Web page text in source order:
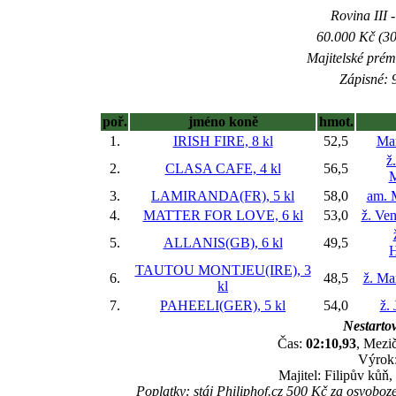
Rovina III
60.000 Kč
Majitelské
Zápisné:
poř. jméno koně
hmot.
1.
IRISH FIRE, 8 kl 52,5
2.
CLASA CAFE, 4 kl 56,5
3.
LAMIRANDA(FR), 5 kl 58,0
am.
4.
MATTER FOR LOVE, 6 kl 53,0
ž.
5.
ALLANIS(GB), 6 kl 49,5
6.
TAUTOU MONTJEU(IRE), 3
kl
48,5
ž.
7.
PAHEELI(GER), 5 kl 54,0
ž.
Čas: 02:10,93,
Majitel: Filipův kůň,
Poplatky: stáj Philiphof.cz 500 Kč za